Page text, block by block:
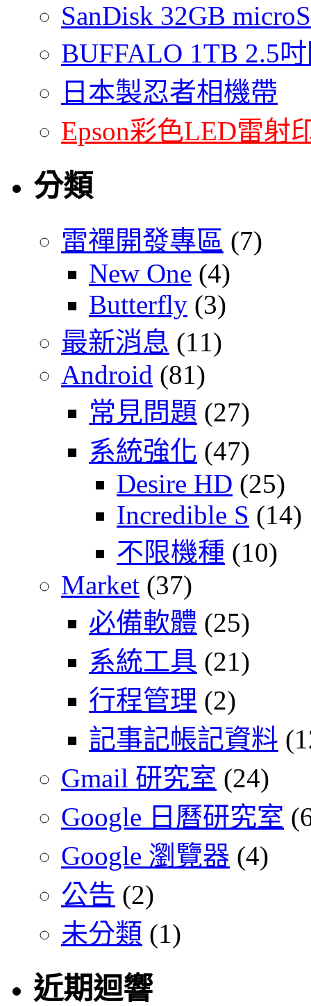
SanDisk 32GB
BUFFALO 1TB 2.5
日本製忍者相機帶
Epson彩色LED雷射
分類
雷禪開發專區 (7)
New One (4)
Butterfly (3)
最新消息 (11)
Android (81)
常見問題 (27)
系統強化 (47)
Desire HD (25)
Incredible S (14)
不限機種 (10)
Market (37)
必備軟體 (25)
系統工具 (21)
行程管理 (2)
記事記帳記資料
Gmail 研究室 (24)
Google 日曆研究室
Google 瀏覽器 (4)
公告 (2)
未分類 (1)
近期迴響